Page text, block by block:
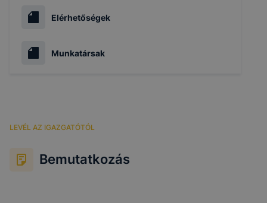
Elérhetőségek
Munkatársak
LEVÉL AZ IGAZGATÓTÓL
Bemutatkozás